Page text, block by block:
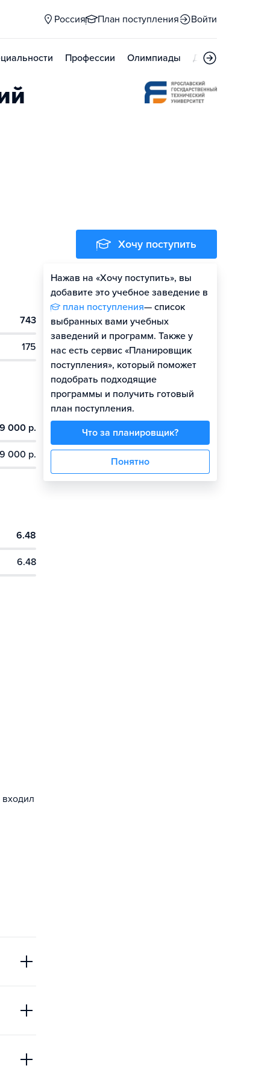
Россия План поступления Войти
Профессии Олимпиады Дни открытых
743
175
000 р.
000 р.
6.48
6.48
Хочу поступить
Нажав на «Хочу поступить», вы
добавите это учебное заведение в
план поступления— список
выбранных вами учебных
заведений и программ. Также у
нас есть сервис «Планировщик
поступления», который поможет
подобрать подходящие
программы и получить готовый
план поступления.
Что за планировщик?
Понятно
Оценить шансы